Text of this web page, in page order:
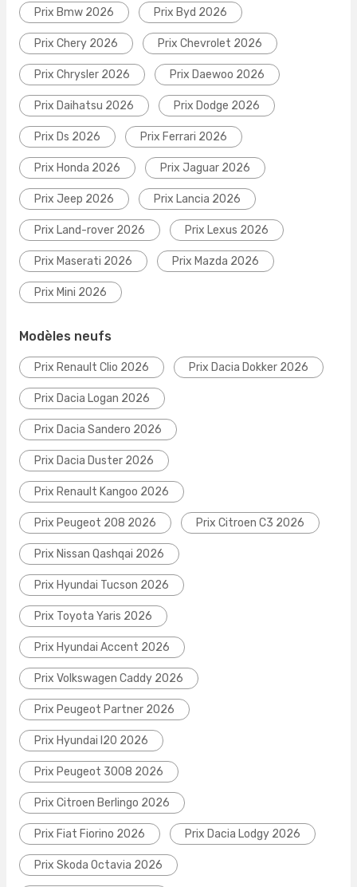
Prix Bmw 2026 Prix Byd 2026
Prix Chery 2026 Prix Chevrolet 2026
Prix Chrysler 2026 Prix Daewoo 2026
Prix Daihatsu 2026 Prix Dodge 2026
Prix Ds 2026 Prix Ferrari 2026
Prix Honda 2026 Prix Jaguar 2026
Prix Jeep 2026 Prix Lancia 2026
Prix Land-rover 2026 Prix Lexus 2026
Prix Maserati 2026 Prix Mazda 2026
Prix Mini 2026
Modèles neufs
Prix Renault Clio 2026 Prix Dacia Dokker 2026
Prix Dacia Logan 2026
Prix Dacia Sandero 2026
Prix Dacia Duster 2026
Prix Renault Kangoo 2026
Prix Peugeot 208 2026 Prix Citroen C3 2026
Prix Nissan Qashqai 2026
Prix Hyundai Tucson 2026
Prix Toyota Yaris 2026
Prix Hyundai Accent 2026
Prix Volkswagen Caddy 2026
Prix Peugeot Partner 2026
Prix Hyundai I20 2026
Prix Peugeot 3008 2026
Prix Citroen Berlingo 2026
Prix Fiat Fiorino 2026 Prix Dacia Lodgy 2026
Prix Skoda Octavia 2026